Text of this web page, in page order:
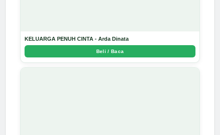
KELUARGA PENUH CINTA - Arda Dinata
Beli / Baca